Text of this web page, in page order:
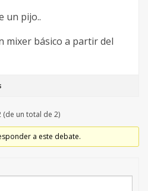
un pijo..
mixer básico a partir del
(de un total de 2)
a este debate.